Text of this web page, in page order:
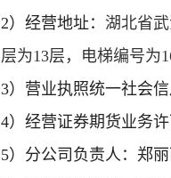
2）经营地址： 湖北省
层为13层，电梯编号为
3）营业执照统一社会
4）经营证券期货业务
5）分公司负责人：郑